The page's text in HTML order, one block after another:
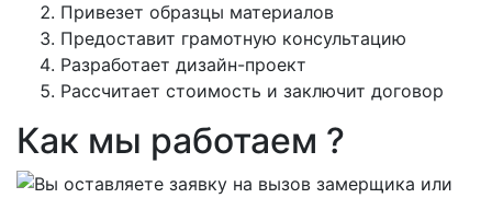
Привезет образцы материалов
Предоставит грамотную консультацию
Разработает дизайн-проект
Рассчитает стоимость и заключит договор
Как мы работаем ?